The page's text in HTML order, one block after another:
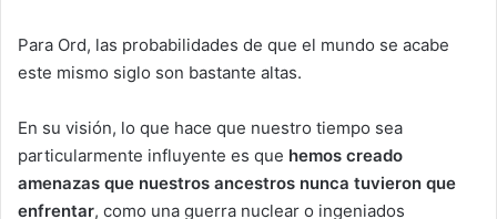
Para Ord, las probabilidades de que el mundo se acabe
este mismo siglo son bastante altas.
En su visión, lo que hace que nuestro tiempo sea
particularmente influyente es que hemos creado
amenazas que nuestros ancestros nunca tuvieron que
enfrentar, como una guerra nuclear o ingeniados